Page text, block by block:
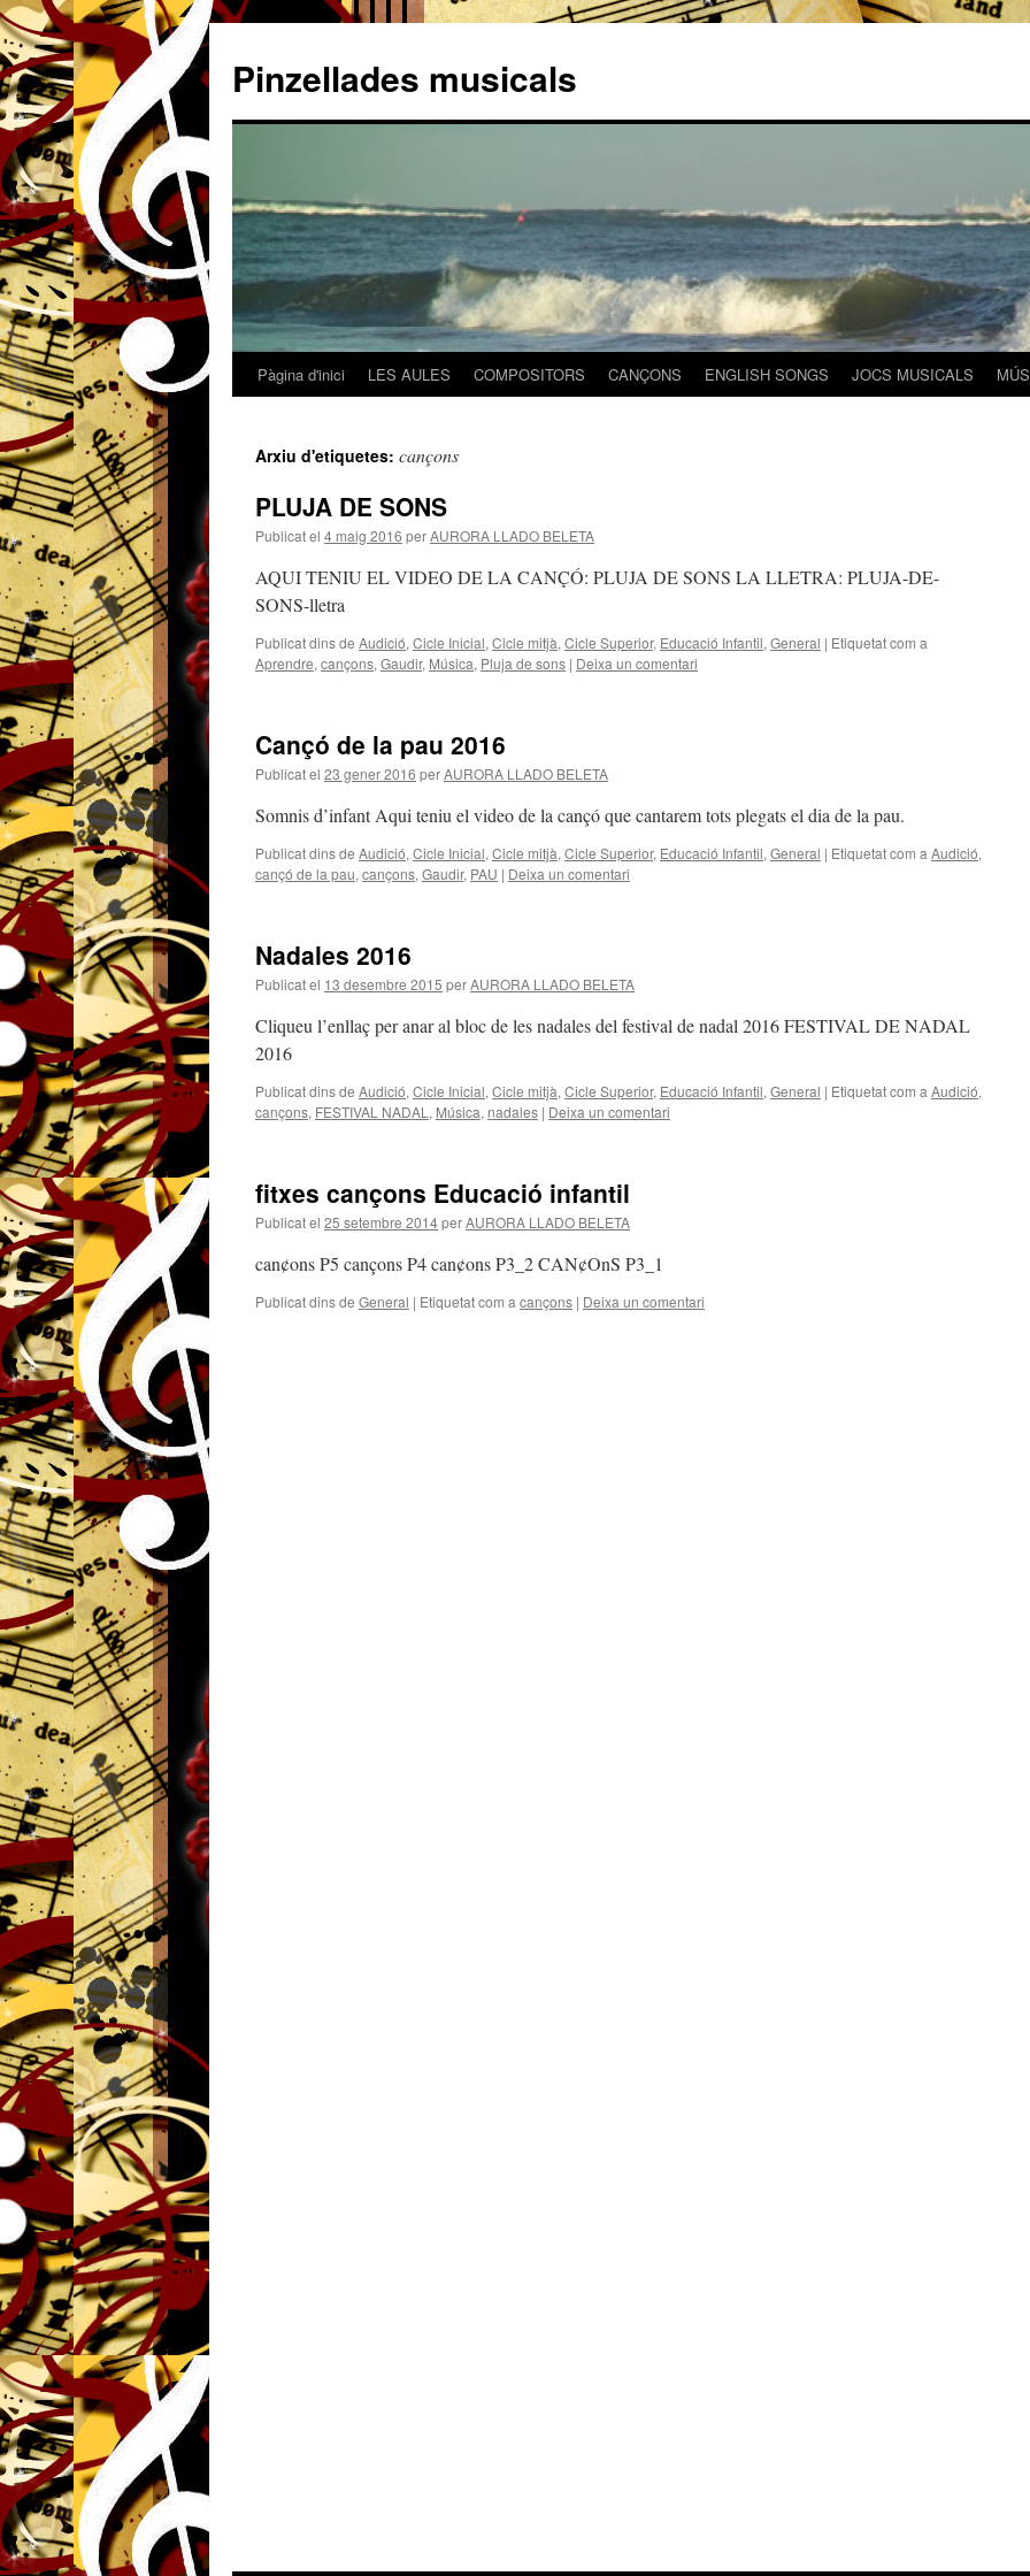
Pinzellades musicals
Vés
contingut
Pàgina d'inici LES AULES COMPOSITORS CANÇONS ENGLISH SONGS JOCS MUSICALS
Arxiu d'etiquetes: cançons
PLUJA DE SONS
Publicat el 4 maig 2016 perAURORA LLADO BELETA
AQUI TENIU EL VIDEO DE LA CANÇÓ: PLUJA DE SONS LA LLETRA: PLUJA-DE-
SONS-lletra
Publicat dins de Audició, Cicle Inicial, Cicle mitjà, Cicle Superior, Educació Infantil, General | Etiquetat com a
Aprendre, cançons, Gaudir, Música, Pluja de sons | Deixa un comentari
Cançó de la pau 2016
Publicat el 23 gener 2016 perAURORA LLADO BELETA
Somnis d’infant Aqui teniu el video de la cançó que cantarem tots plegats el dia de la pau.
Publicat dins de Audició, Cicle Inicial, Cicle mitjà, Cicle Superior, Educació Infantil, General | Etiquetat com a Audició,
cançó de la pau, cançons, Gaudir, PAU | Deixa un comentari
Nadales 2016
Publicat el 13 desembre 2015 perAURORA LLADO BELETA
Cliqueu l’enllaç per anar al bloc de les nadales del festival de nadal 2016 FESTIVAL DE NADAL
2016
Publicat dins de Audició, Cicle Inicial, Cicle mitjà, Cicle Superior, Educació Infantil, General | Etiquetat com a Audició,
cançons, FESTIVAL NADAL , Música, nadales | Deixa un comentari
fitxes cançons Educació infantil
Publicat el 25 setembre 2014perAURORA LLADO BELETA
can¢ons P5 cançons P4 can¢ons P3_2 CAN¢OnS P3_1
Publicat dins de General | Etiquetat com a cançons | Deixa un comentari